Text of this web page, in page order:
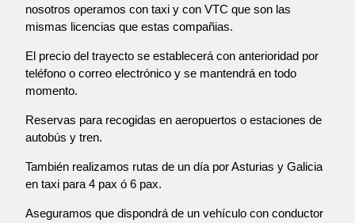
nosotros operamos con taxi y con VTC que son las
mismas licencias que estas compañias.
El precio del trayecto se establecerá con anterioridad por
teléfono o correo electrónico y se mantendrá en todo
momento.
Reservas para recogidas en aeropuertos o estaciones de
autobús y tren.
También realizamos rutas de un día por Asturias y Galicia
en taxi para 4 pax ó 6 pax.
Aseguramos que dispondrá de un vehículo con conductor